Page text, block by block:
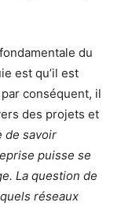
du
est qu’il est
conséquent, il
des projets et
de savoir
puisse se
La question de
réseaux